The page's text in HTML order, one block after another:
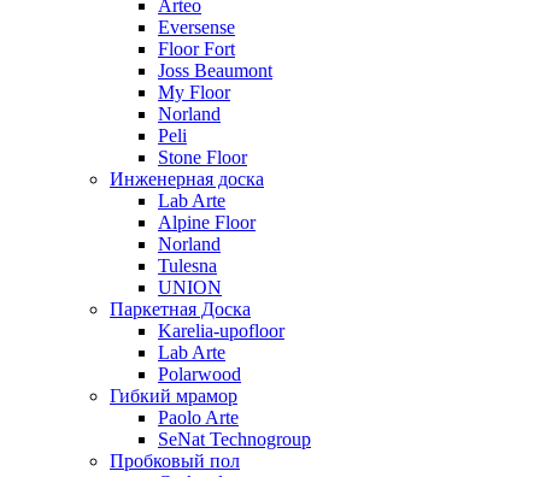
Arteo
Eversense
Floor Fort
Joss Beaumont
My Floor
Norland
Peli
Stone Floor
Инженерная доска
Lab Arte
Alpine Floor
Norland
Tulesna
UNION
Паркетная Доска
Karelia-upofloor
Lab Arte
Polarwood
Гибкий мрамор
Paolo Arte
SeNat Technogroup
Пробковый пол